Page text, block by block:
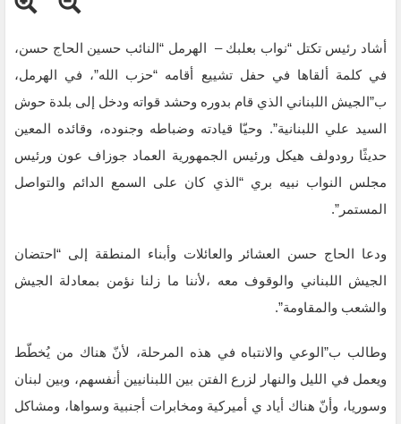
أشاد رئيس تكتل “نواب بعلبك – الهرمل “النائب حسين الحاج حسن،
في كلمة ألقاها في حفل تشييع أقامه “حزب الله”، في الهرمل،
ب”الجيش اللبناني الذي قام بدوره وحشد ‏قواته ودخل إلى بلدة حوش
السيد علي اللبنانية”. وحيّا قيادته وضباطه وجنوده، وقائده المعين
حديثًا ‏رودولف هيكل ورئيس الجمهورية العماد جوزاف عون ورئيس
مجلس النواب نبيه بري “الذي كان على ‏السمع الدائم والتواصل
المستمر”.‏
ودعا الحاج حسن العشائر والعائلات وأبناء المنطقة إلى “احتضان
الجيش اللبناني والوقوف معه ،لأننا ما زلنا ‏نؤمن بمعادلة الجيش
والشعب والمقاومة”.
وطالب ب”الوعي والانتباه في هذه المرحلة، لأنّ هناك من يُخطّط
‏ويعمل في الليل والنهار لزرع الفتن بين اللبنانيين أنفسهم، وبين لبنان
وسوريا، وأنّ هناك أياد ي أميركية ‏ومخابرات أجنبية وسواها، ومشاكل